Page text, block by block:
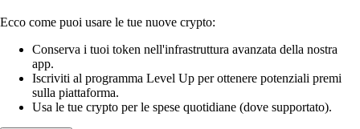
Ecco come puoi usare le tue nuove crypto:
Conserva i tuoi token nell'infrastruttura avanzata della nostra
app.
Iscriviti al programma Level Up per ottenere potenziali premi
sulla piattaforma.
Usa le tue crypto per le spese quotidiane (dove supportato).